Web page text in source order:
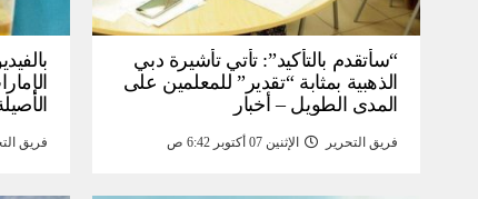
“سأتقدم بالتأكيد”: تأتي تأشيرة دبي
الذهبية بمثابة “تقدير” للمعلمين على
المدى الطويل – أخبار
فريق التحرير الإثنين 07 أكتوبر 6:42 ص
خبر
فريق